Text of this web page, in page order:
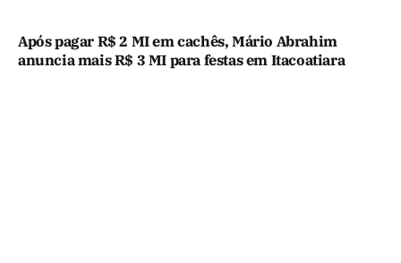
Após pagar R$ 2 MI em cachês, Mário Abrahim
anuncia mais R$ 3 MI para festas em Itacoatiara